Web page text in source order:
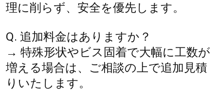
理に削らず、安全を優先します。
Q. 追加料金はありますか？
→ 特殊形状やビス固着で大幅に工数が
増える場合は、ご相談の上で追加見積
りいたします。